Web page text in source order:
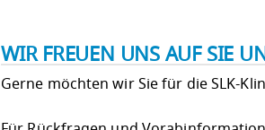
WIR FREUEN UNS AUF SIE
Gerne möchten wir Sie für die SLK-